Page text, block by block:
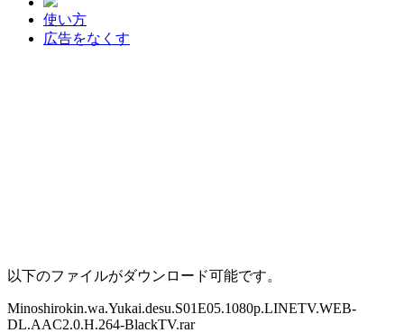
使い方
広告をなくす
以下のファイルがダウンロード可能です。
Minoshirokin.wa.Yukai.desu.S01E05.1080p.LINETV.WEB-
DL.AAC2.0.H.264-BlackTV.rar